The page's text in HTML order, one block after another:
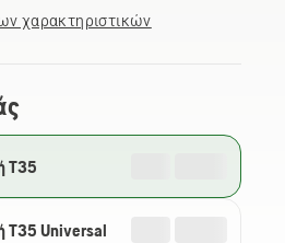
χαρακτηριστικών
T35
T35 Universal